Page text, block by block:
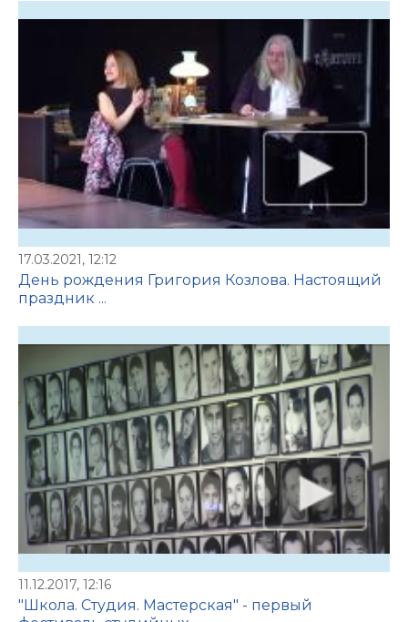
17.03.2021, 12:12
День рождения Григория Козлова. Настоящий
праздник ...
11.12.2017, 12:16
"Школа. Студия. Мастерская" - первый